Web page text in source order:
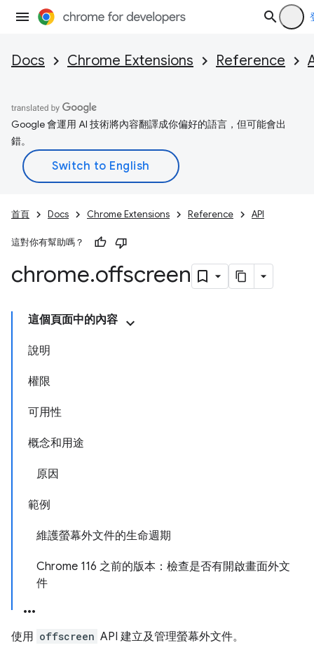
Docs Chrome Extensions Reference
Google 會運用 AI 技術將內容翻譯成你偏好的語言，但可能會出
錯。
首頁 Docs Chrome Extensions Reference API
這對你有幫助嗎？
chrome.offscreen
這個頁面中的內容
說明
權限
可用性
概念和用途
原因
範例
維護螢幕外文件的生命週期
Chrome 116 之前的版本：檢查是否有開啟畫面外文
件
使用 offscreen API 建立及管理螢幕外文件。